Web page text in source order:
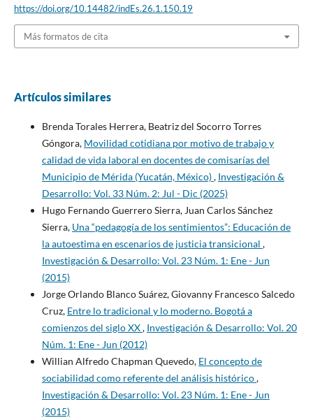
https://doi.org/10.14482/indEs.26.1.150.19
Más formatos de cita
Artículos similares
Brenda Torales Herrera, Beatriz del Socorro Torres
Góngora, Movilidad cotidiana por motivo de trabajo y
calidad de vida laboral en docentes de comisarías del
Municipio de Mérida (Yucatán, México), Investigación &
Desarrollo: Vol. 33 Núm. 2: Jul - Dic (2025)
Hugo Fernando Guerrero Sierra, Juan Carlos Sánchez
Sierra, Una “pedagogía de los sentimientos”: Educación de
la autoestima en escenarios de justicia transicional ,
Investigación & Desarrollo: Vol. 23 Núm. 1: Ene - Jun
(2015)
Jorge Orlando Blanco Suárez, Giovanny Francesco Salcedo
Cruz, Entre lo tradicional y lo moderno. Bogotá a
comienzos del siglo XX, Investigación & Desarrollo: Vol. 20
Núm. 1: Ene - Jun (2012)
Willian Alfredo Chapman Quevedo, El concepto de
sociabilidad como referente del análisis histórico,
Investigación & Desarrollo: Vol. 23 Núm. 1: Ene - Jun
(2015)